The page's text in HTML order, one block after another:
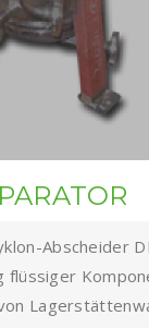
Abscheider
flüssiger